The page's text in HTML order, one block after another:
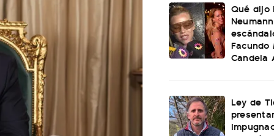
Qué dijo
Facundo
Candela
Ley de